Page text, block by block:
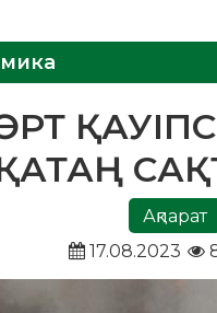
Ақпарат
17.08.2023